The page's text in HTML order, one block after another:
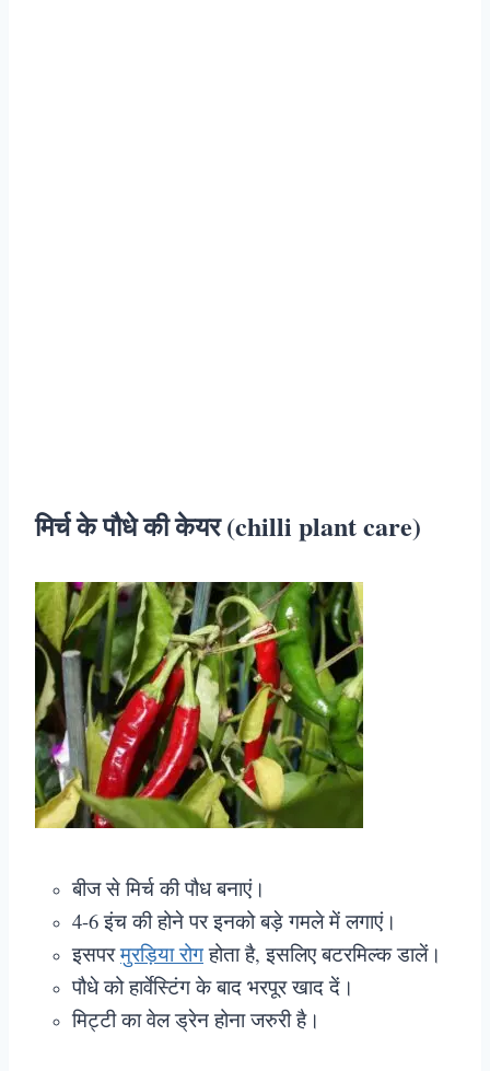
मिर्च के पौधे की केयर (chilli plant care)
बीज से मिर्च की पौध बनाएं।
4-6 इंच की होने पर इनको बड़े गमले में लगाएं।
इसपरमुरड़िया रोगहोता है, इसलिए बटरमिल्क डालें।
पौधे को हार्वेस्टिंग के बाद भरपूर खाद दें।
मिट्टी का वेल ड्रेन होना जरुरी है।